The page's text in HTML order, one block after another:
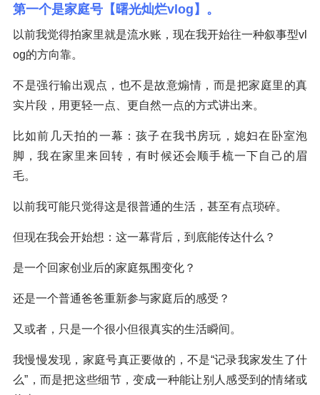
第一个是家庭号【曙光灿烂vlog】。
以前我觉得拍家里就是流水账，现在我开始往一种叙事型vl
og的方向靠。
不是强行输出观点，也不是故意煽情，而是把家庭里的真
实片段，用更轻一点、更自然一点的方式讲出来。
比如前几天拍的一幕：孩子在我书房玩，媳妇在卧室泡
脚，我在家里来回转，有时候还会顺手梳一下自己的眉
毛。
以前我可能只觉得这是很普通的生活，甚至有点琐碎。
但现在我会开始想：这一幕背后，到底能传达什么？
是一个回家创业后的家庭氛围变化？
还是一个普通爸爸重新参与家庭后的感受？
又或者，只是一个很小但很真实的生活瞬间。
我慢慢发现，家庭号真正要做的，不是“记录我家发生了什
么”，而是把这些细节，变成一种能让别人感受到的情绪或